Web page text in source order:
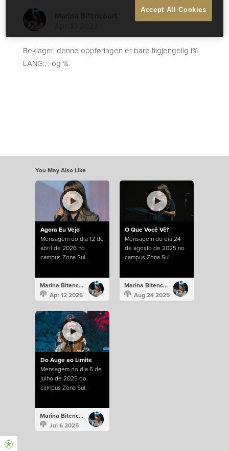
Beklager, denne oppføringen er bare tilgjengelig i%
LANG:, : og %.
You May Also Like
Agora Eu Vejo
Mensagem do dia 12 de
abril de 2026 no
campus Zona Sul.
Marina Bitencourt
Apr 12 2026
O Que Você Vê?
Mensagem do dia 24
de agosto de 2025 no
campus Zona Sul.
Marina Bitencourt
Aug 24 2025
Do Auge ao Limite
Mensagem do dia 6 de
julho de 2025 do
campus Zona Sul.
Marina Bitencourt
Jul 6 2025
Accept All Cookies